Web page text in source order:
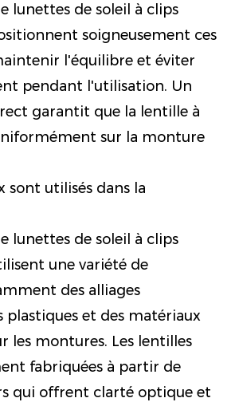
lunettes de soleil à clips
soigneusement ces
l'équilibre et éviter
pendant l'utilisation. Un
garantit que la lentille à
sur la monture
sont utilisés dans la
lunettes de soleil à clips
une variété de
des alliages
plastiques et des matériaux
les montures. Les lentilles
fabriquées à partir de
qui offrent clarté optique et